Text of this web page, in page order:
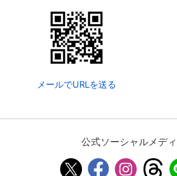
メールでURLを送る
公式ソーシャルメデ